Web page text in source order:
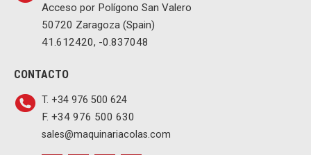
Acceso por Polígono San Valero
50720 Zaragoza (Spain)
41.612420, -0.837048
CONTACTO
T. +34 976 500 624
F. +34 976 500 630
sales@maquinariacolas.com